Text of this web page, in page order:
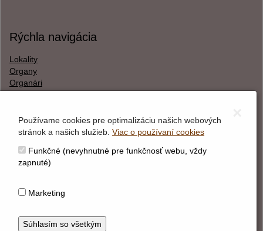
Rýchla navigácia
Lokality
Organy
Organári
O webstránke
Správca obsahu
Vyhlásenie o cookies
Používame cookies pre optimalizáciu našich webových
stránok a našich služieb. Viac o používaní cookies
Funkčné (nevyhnutné pre funkčnosť webu, vždy
zapnuté)
Marketing